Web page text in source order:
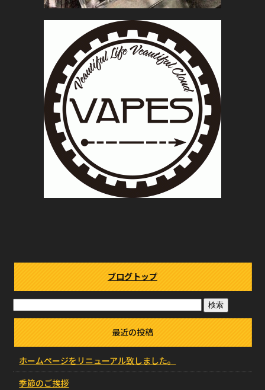
ブログトップ
最近の投稿
ホームページをリニューアル致しました。
季節のご挨拶